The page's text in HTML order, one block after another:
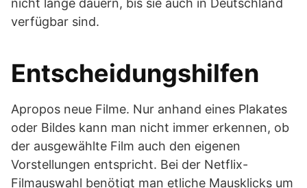
nicht lange dauern, bis sie auch in Deutschland
verfügbar sind.
Entscheidungshilfen
Apropos neue Filme. Nur anhand eines Plakates
oder Bildes kann man nicht immer erkennen, ob
der ausgewählte Film auch den eigenen
Vorstellungen entspricht. Bei der Netflix-
Filmauswahl benötigt man etliche Mausklicks um